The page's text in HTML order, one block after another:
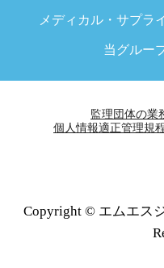
メディカル・サプラ
当グルー
監理団体の業
個人情報適正管理規
Copyright © エムエス